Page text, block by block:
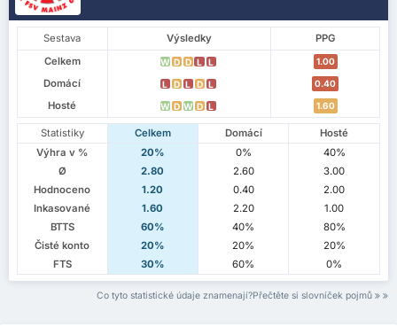
Sestava Výsledky
PPG
Celkem
W D D L L 1.00
Domácí L D L D L 0.40
Hosté W D W D L 1.60
Statistiky Celkem Domácí
Hosté
Výhra v %
20% 0%
40%
Ø
2.80 2.60
3.00
Hodnoceno
1.20 0.40
2.00
Inkasované
1.60 2.20
1.00
BTTS
60% 40%
80%
Čisté konto
20% 20%
20%
FTS
30% 60% 0%
Co tyto statistické údaje znamenají?Přečtěte si slovníček pojmů